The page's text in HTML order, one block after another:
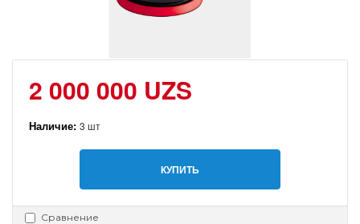
2 000 000 UZS
Наличие: 3 шт
КУПИТЬ
Сравнение